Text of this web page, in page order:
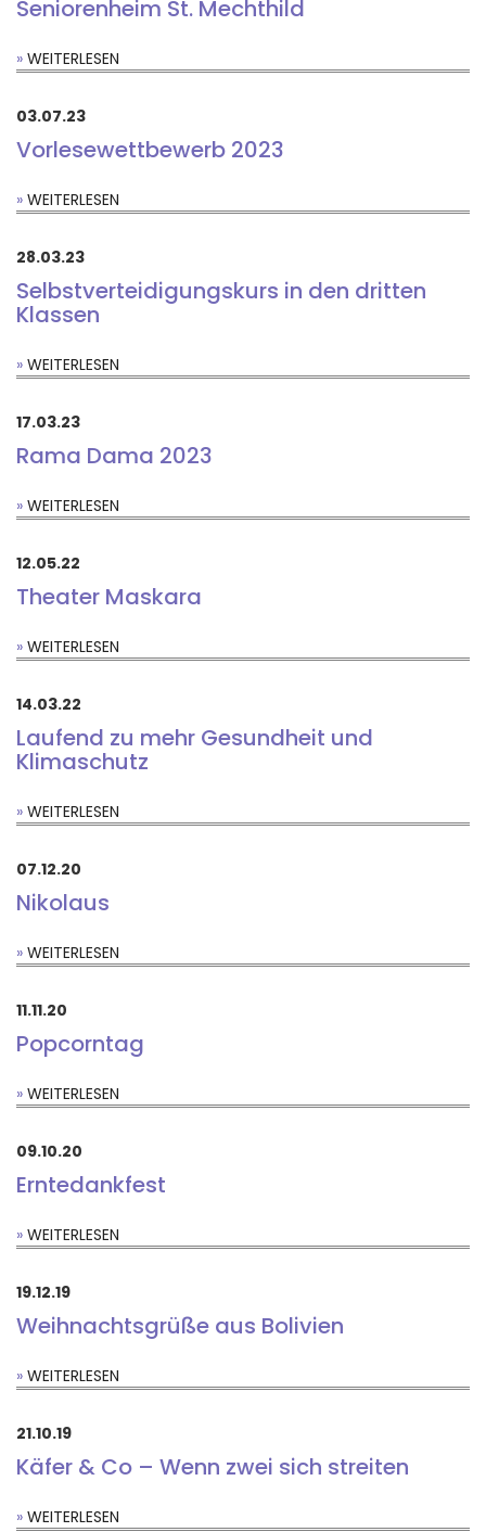
Seniorenheim St. Mechthild
WEITERLESEN
03.07.23
Vorlesewettbewerb 2023
WEITERLESEN
28.03.23
Selbstverteidigungskurs in den dritten
Klassen
WEITERLESEN
17.03.23
Rama Dama 2023
WEITERLESEN
12.05.22
Theater Maskara
WEITERLESEN
14.03.22
Laufend zu mehr Gesundheit und
Klimaschutz
WEITERLESEN
07.12.20
Nikolaus
WEITERLESEN
11.11.20
Popcorntag
WEITERLESEN
09.10.20
Erntedankfest
WEITERLESEN
19.12.19
Weihnachtsgrüße aus Bolivien
WEITERLESEN
21.10.19
Käfer & Co – Wenn zwei sich streiten
WEITERLESEN